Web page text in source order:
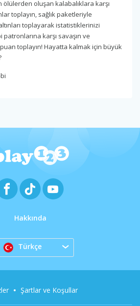
ölülerden oluşan kalabalıklara karşı
toplayın, sağlık paketleriyle
toplayarak istatistiklerinizi
patronlarına karşı savaşın ve
toplayın! Hayatta kalmak için büyük
Hakkında
Türkçe
Şartlar ve Koşullar